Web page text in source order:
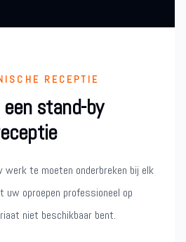
RECEPTIE
stand-by
werk te moeten onderbreken bij elk
oproepen professioneel op
niet beschikbaar bent.